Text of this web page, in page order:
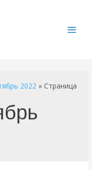
2022 » Страница